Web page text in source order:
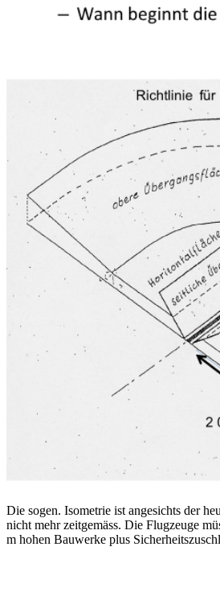
Die sogen. Isometrie ist angesichts der
nicht mehr zeitgemäss. Die Flugzeuge
m hohen Bauwerke plus